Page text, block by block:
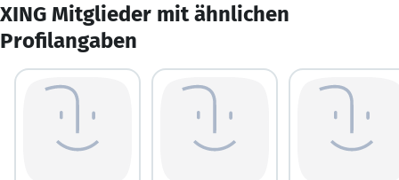
XING Mitglieder mit ähnlichen
Profilangaben